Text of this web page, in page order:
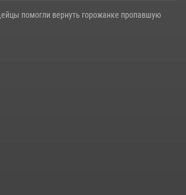
помогли вернуть горожанке пропавшую